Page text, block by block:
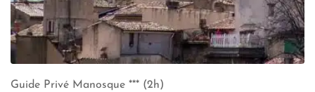
Guide Privé Manosque *** (2h)